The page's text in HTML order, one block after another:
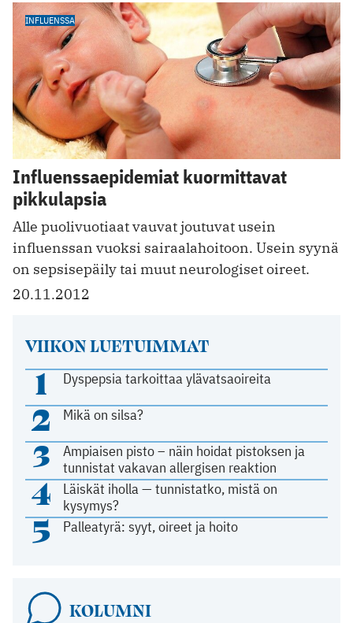
INFLUENSSA
Influenssaepidemiat kuormittavat
pikkulapsia
Alle puolivuotiaat vauvat joutuvat usein
influenssan vuoksi sairaalahoitoon. Usein syynä
on sepsisepäily tai muut neurologiset oireet.
20.11.2012
VIIKON LUETUIMMAT
1 Dyspepsia tarkoittaa ylävatsaoireita
2 Mikä on silsa?
3
Ampiaisen pisto – näin hoidat pistoksen ja
tunnistat vakavan allergisen reaktion
4
Läiskät iholla — tunnistatko, mistä on
kysymys?
5 Palleatyrä: syyt, oireet ja hoito
KOLUMNI